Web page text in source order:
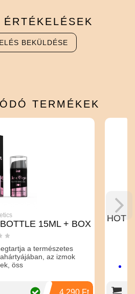
ÉRTÉKELÉSEK
BEKÜLDÉSE
TERMÉKEK
+ BOX
izmok
4 290 Ft
HOT BIO
Masszázshoz
Minden